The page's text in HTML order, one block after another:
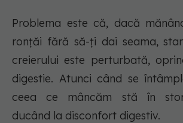
Problema este că, dacă
ronțăi fără să-ți dai seama,
creierului este perturbată,
digestie. Atunci când se
ceea ce mâncăm stă în
ducând la disconfort digestiv.